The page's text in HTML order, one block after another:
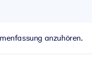
anzuhören.